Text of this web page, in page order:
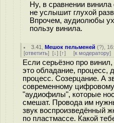
Ну, в сравнении
не услышит глухой
Впрочем, аудиолюбы
пользу винила.
3.41 ,Мешок пельменей (?),
[ответить] [↓] [↑] [к модератору]
Если серьёзно про
это обладание, процесс,
процесс. Созерцание. А
современному
"аудиофилы", которые
смешат. Провода им
звук воспроизведённый
по пластмассе. Какой